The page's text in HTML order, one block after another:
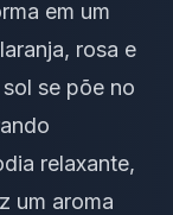
em um
rosa e
se põe no
relaxante,
um aroma